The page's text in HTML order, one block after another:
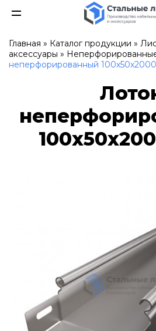
Главная » Каталог продукции »
аксессуары »
неперфорированный 100х50х2000